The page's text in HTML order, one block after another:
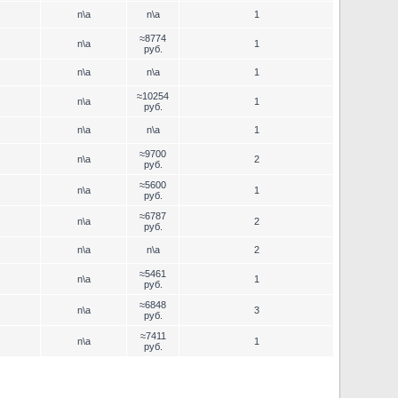
n\a n\a 1
n\a
≈8774
руб.
1
n\a n\a 1
n\a
≈10254
руб.
1
n\a n\a 1
n\a
≈9700
руб.
2
n\a
≈5600
руб.
1
n\a
≈6787
руб.
2
n\a n\a 2
n\a
≈5461
руб.
1
n\a
≈6848
руб.
3
n\a
≈7411
руб.
1